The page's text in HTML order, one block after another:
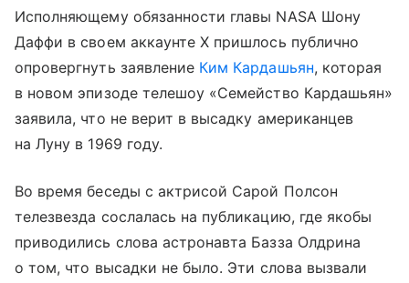
Исполняющему обязанности главы NASA Шону
Даффи в своем аккаунте X пришлось публично
опровергнуть заявление Ким Кардашьян, которая
в новом эпизоде телешоу «Семейство Кардашьян»
заявила, что не верит в высадку американцев
на Луну в 1969 году.
Во время беседы с актрисой Сарой Полсон
телезвезда сослалась на публикацию, где якобы
приводились слова астронавта Базза Олдрина
о том, что высадки не было. Эти слова вызвали